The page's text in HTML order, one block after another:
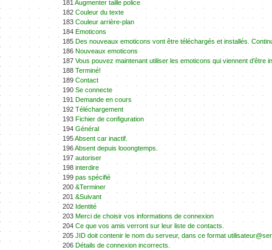
181 Augmenter taille police
182 Couleur du texte
183 Couleur arrière-plan
184 Emoticons
185 Des nouveaux emoticons vont être téléchargés et installés.
186 Nouveaux emoticons
187 Vous pouvez maintenant utiliser les emoticons qui viennent d'être
188 Terminé!
189 Contact
190 Se connecte
191 Demande en cours
192 Téléchargement
193 Fichier de configuration
194 Général
195Absent car inactif.
196Absent depuis looongtemps.
197 autoriser
198 interdire
199 pas spécifié
200 &Terminer
201 &Suivant
202 Identité
203 Merci de choisir vos informations de connexion
204 Ce que vos amis verront sur leur liste de contacts.
205 JID doit contenir le nom du serveur, dans ce format
206 Détails de connexion incorrects.